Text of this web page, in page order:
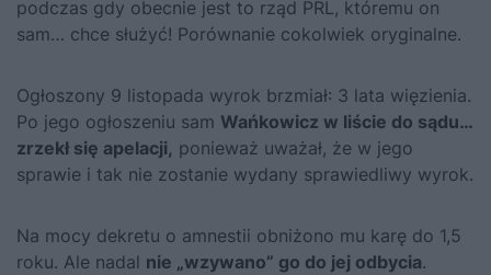
podczas gdy obecnie jest to rząd PRL, któremu on
sam… chce służyć! Porównanie cokolwiek oryginalne.
Ogłoszony 9 listopada wyrok brzmiał: 3 lata więzienia.
Po jego ogłoszeniu sam Wańkowicz w liście do sądu…
zrzekł się apelacji, ponieważ uważał, że w jego
sprawie i tak nie zostanie wydany sprawiedliwy wyrok.
Na mocy dekretu o amnestii obniżono mu karę do 1,5
roku. Ale nadal nie „wzywano” go do jej odbycia.